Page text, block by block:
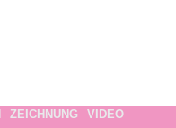
ZEICHNUNG VIDEO